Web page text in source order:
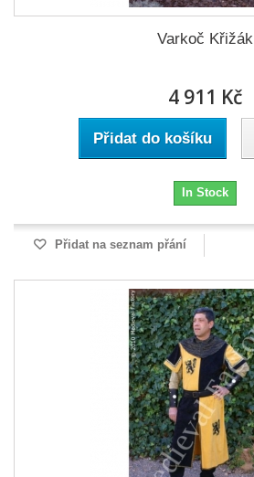
Varkoč Křižák
4 911 Kč
Přidat do košíku
In Stock
Přidat na seznam přání